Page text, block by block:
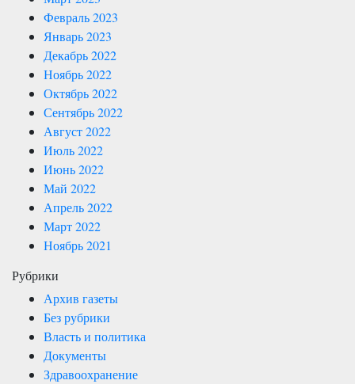
Февраль 2023
Январь 2023
Декабрь 2022
Ноябрь 2022
Октябрь 2022
Сентябрь 2022
Август 2022
Июль 2022
Июнь 2022
Май 2022
Апрель 2022
Март 2022
Ноябрь 2021
Рубрики
Архив газеты
Без рубрики
Власть и политика
Документы
Здравоохранение